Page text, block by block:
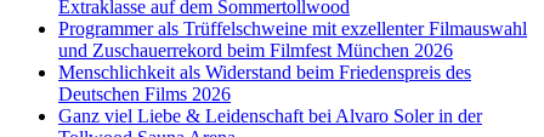
Extraklasse auf dem Sommertollwood
Programmer als Trüffelschweine mit exzellenter Filmauswahl
und Zuschauerrekord beim Filmfest München 2026
Menschlichkeit als Widerstand beim Friedenspreis des
Deutschen Films 2026
Ganz viel Liebe & Leidenschaft bei Alvaro Soler in der